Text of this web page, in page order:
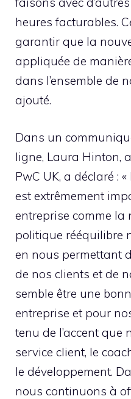
heures facturables.
garantir que la
appliquée de
dans l’ensemble de
ajouté.
Dans un
ligne, Laura Hinton,
PwC UK, a déclaré :
est extrêmement
entreprise comme la
politique rééquilibre
en nous permettant
de nos clients et de
semble être une
entreprise et pour
tenu de l’accent que
service client, le
le développement.
nous continuons à